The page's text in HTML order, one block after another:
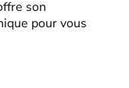
son
pour vous